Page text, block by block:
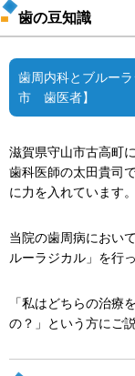
歯の豆知識
歯周内科とブルー
市 歯医者】
滋賀県守山市古高町
歯科医師の太田貴司
に力を入れています。
当院の歯周病におい
ルーラジカル」を行
「私はどちらの治療
の？」という方にご